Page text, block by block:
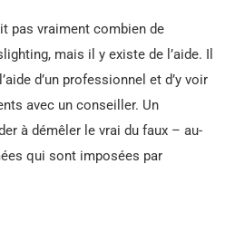
pas vraiment combien de
mais il y existe de l’aide. Il
d’un professionnel et d’y voir
avec un conseiller. Un
à démêler le vrai du faux – au-
qui sont imposées par